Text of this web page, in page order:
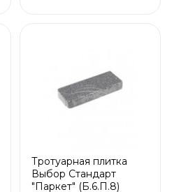
Тротуарная плитка
Выбор Стандарт
"Паркет" (Б.6.П.8)